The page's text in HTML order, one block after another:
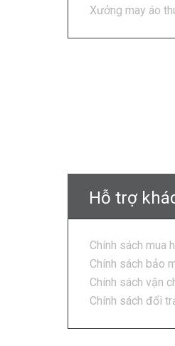
Xưởng may áo
Hỗ trợ
Chính sách mua
Chính sách bảo
Chính sách vận
Chính sách đổi